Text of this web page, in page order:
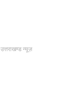
उत्तराखण्ड न्यूज़